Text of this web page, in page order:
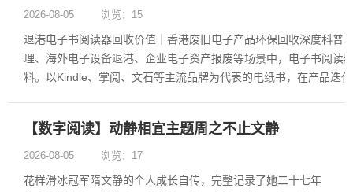
2026-08-05 浏览：15
退港电子书阅读器回收价值｜香港废旧电子产品环保回收深度科普
理、海外电子设备退港、企业电子资产报废等场景中，电子书阅读
料。以Kindle、掌阅、文石等主流品牌为代表的电纸书，在产品迭
【数字阅读】动静相宜主题周之不止文静
2026-08-05 浏览：17
花样滑冰冠军隋文静的个人成长自传，完整记录了她二十七年